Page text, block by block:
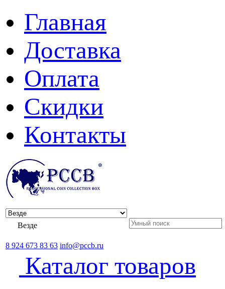
Главная
Доставка
Оплата
Скидки
Контакты
Везде
8 924 673 83 63 info@pccb.ru
Каталог товаров